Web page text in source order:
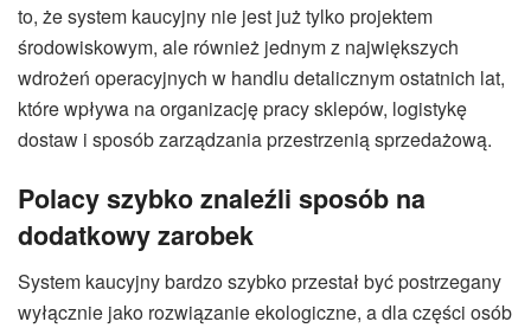
to, że system kaucyjny nie jest już tylko projektem
środowiskowym, ale również jednym z największych
wdrożeń operacyjnych w handlu detalicznym ostatnich lat,
które wpływa na organizację pracy sklepów, logistykę
dostaw i sposób zarządzania przestrzenią sprzedażową.
Polacy szybko znaleźli sposób na
dodatkowy zarobek
System kaucyjny bardzo szybko przestał być postrzegany
wyłącznie jako rozwiązanie ekologiczne, a dla części osób